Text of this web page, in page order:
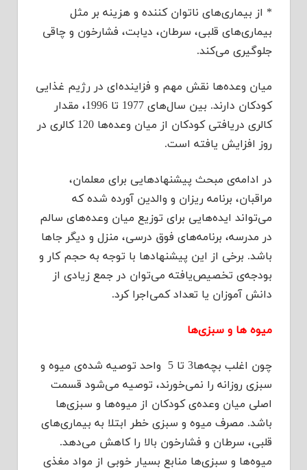
* از بیماری‌های ناتوان كننده و هزینه بر مثل
بیماری‌های قلبی، سرطان، دیابت، فشارخون و چاقی
جلوگیری می‌كند.
میان وعده‌ها نقش مهم و فزاینده‌ای در رژیم غذایی
كودكان دارند. بین سال‌های 1977 تا 1996، مقدار
كالری دریافتی كودكان از میان وعده‌ها 120 كالری در
روز افزایش یافته است.
در ادامه‌ی مبحث پیشنهادهایی برای معلمان،
مراقبان، برنامه ریزان و والدین آورده شده كه
می‌تواند ایده‌هایی برای توزیع میان وعده‌های سالم
در مدرسه، برنامه‌های فوق درسی، منزل و دیگر جاها
باشد. برخی از این پیشنهادها با توجه به حجم كار و
بودجه‌ی تخصیص‌یافته می‌توان در جمع زیادی از
دانش آموزان یا تعداد كمی‌اجرا كرد.
میوه ها و سبزی‌ها
چون اغلب بچه‌ها3 تا 5 واحد توصیه شده‌ی میوه و
سبزی روزانه را نمی‌خورند، توصیه می‌شود قسمت
اصلی میان وعده‌ی كودكان از میوه‌ها و سبزی‌ها
باشد. مصرف میوه و سبزی خطر ابتلا به بیماری‌های
قلبی، سرطان و فشارخون بالا را كاهش می‌دهد.
میوه‌ها و سبزی‌ها منابع بسیار خوبی از مواد مغذی